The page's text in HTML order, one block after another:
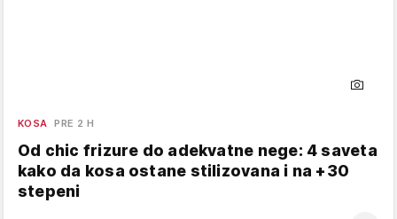
KOSA PRE 2 H
Od chic frizure do adekvatne nege: 4 saveta
kako da kosa ostane stilizovana i na +30
stepeni